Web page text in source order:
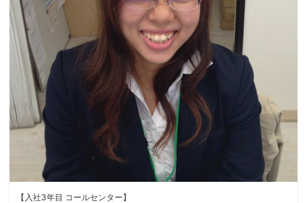
【入社3年目 コールセンター】